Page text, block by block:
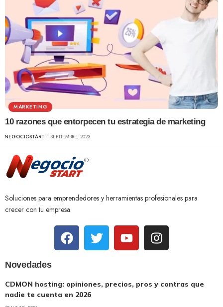
MARKETING
10 razones que entorpecen tu estrategia de marketing
NEGOCIOSTART11 SEPTIEMBRE, 2023
Soluciones para emprendedores y herramientas profesionales para
crecer con tu empresa.
Novedades
CDMON hosting: opiniones, precios, pros y contras que
nadie te cuenta en 2026